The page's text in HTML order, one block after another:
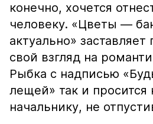
конечно, хочется
человеку. «Цветы —
актуально»
свой взгляд на
Рыбка с надписью
лещей» так и просится
начальнику, не